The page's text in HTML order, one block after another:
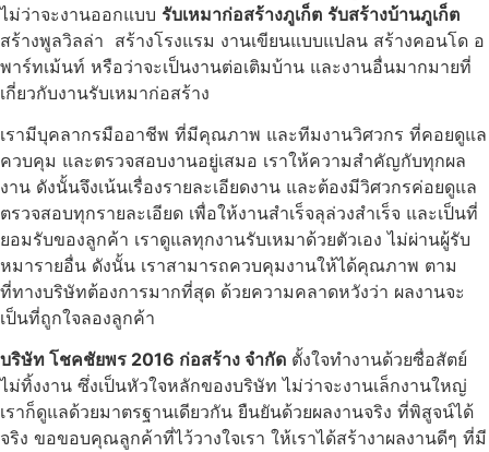
ไม่ว่าจะงานออกแบบ รับเหมาก่อสร้างภูเก็ต รับสร้างบ้านภูเก็ต
สร้างพูลวิลล่า สร้างโรงแรม งานเขียนแบบแปลน สร้างคอนโด อ
พาร์ทเม้นท์ หรือว่าจะเป็นงานต่อเติมบ้าน และงานอื่นมากมายที่
เกี่ยวกับงานรับเหมาก่อสร้าง
เรามีบุคลากรมืออาชีพ ที่มีคุณภาพ และทีมงานวิศวกร ที่คอยดูแล
ควบคุม และตรวจสอบงานอยู่เสมอ เราให้ความสำคัญกับทุกผล
งาน ดังนั้นจึงเน้นเรื่องรายละเอียดงาน และต้องมีวิศวกรค่อยดูแล
ตรวจสอบทุกรายละเอียด เพื่อให้งานสำเร็จลุล่วงสำเร็จ และเป็นที่
ยอมรับของลูกค้า เราดูแลทุกงานรับเหมาด้วยตัวเอง ไม่ผ่านผู้รับ
หมารายอื่น ดังนั้น เราสามารถควบคุมงานให้ได้คุณภาพ ตาม
ที่ทางบริษัทต้องการมากที่สุด ด้วยความคลาดหวังว่า ผลงานจะ
เป็นที่ถูกใจลองลูกค้า
บริษัท โชคชัยพร 2016 ก่อสร้าง จำกัด ตั้งใจทำงานด้วยซื่อสัตย์
ไม่ทิ้งงาน ซึ่งเป็นหัวใจหลักของบริษัท ไม่ว่าจะงานเล็กงานใหญ่
เราก็ดูแลด้วยมาตรฐานเดียวกัน ยืนยันด้วยผลงานจริง ที่พิสูจน์ได้
จริง ขอขอบคุณลูกค้าที่ไว้วางใจเรา ให้เราได้สร้างาผลงานดีๆ ที่มี